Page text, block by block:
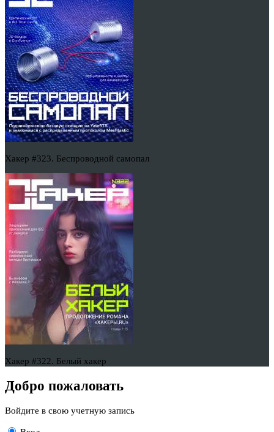
Хакер #323. Беспроводной самопал
Хакер #322. Белый хакер
Добро пожаловать
Войдите в свою учетную запись